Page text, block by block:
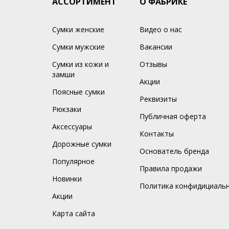
Сумки женские
Сумки мужские
Сумки из кожи и
замши
Поясные сумки
Рюкзаки
Аксессуары
Дорожные сумки
Популярное
Новинки
Акции
Карта сайта
Видео о нас
Вакансии
Отзывы
Акции
Реквизиты
Публичная оферта
Контакты
Основатель бренда
Правила продажи
Политика